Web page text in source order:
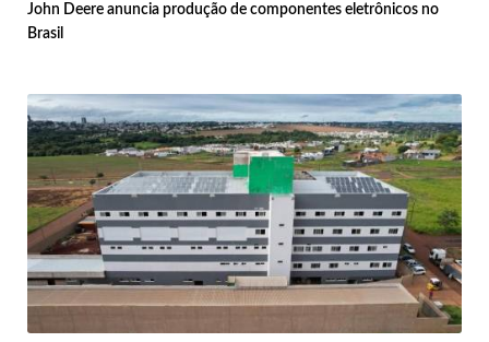
John Deere anuncia produção de componentes eletrônicos no
Brasil